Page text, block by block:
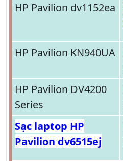
HP Pavilion dv1152ea
HP Pavilion KN940UA
HP Pavilion DV4200
Series
Sạc laptop HP
Pavilion dv6515ej